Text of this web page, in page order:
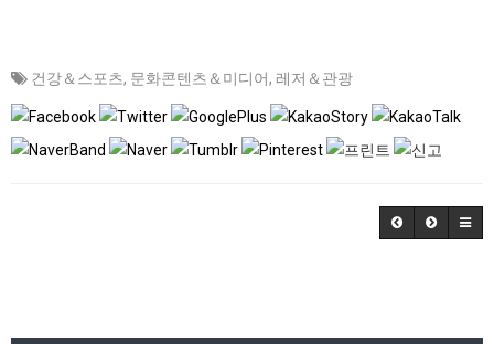
건강＆스포츠, 문화콘텐츠＆미디어, 레저＆관광